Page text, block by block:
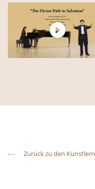
Zurück zu den Künstlern